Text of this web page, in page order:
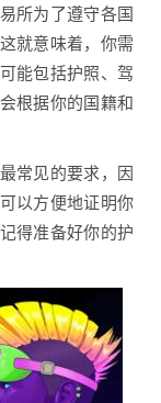
所为了遵守各国
就意味着，你需
能包括护照、驾
根据你的国籍和
常见的要求，因
以方便地证明你
得准备好你的护